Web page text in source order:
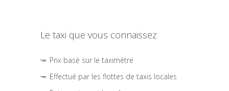
Le taxi que vous connaissez
Prix basé sur le taximètre
Effectué par les flottes de taxis locales